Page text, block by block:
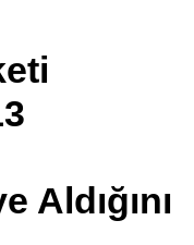
Youtube
Aldığını